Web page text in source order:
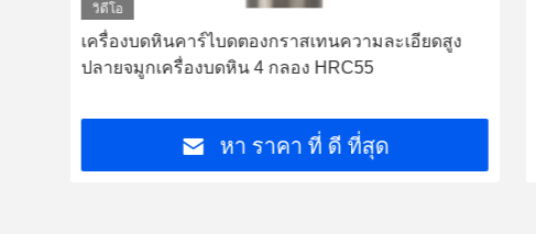
วิดีโอ
เครื่องบดหินคาร์ไบดตองกราสเทนความละเอียดสูง
ปลายจมูกเครื่องบดหิน 4 กลอง HRC55
หา ราคา ที่ ดี ที่สุด